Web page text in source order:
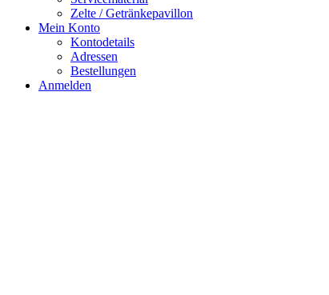
Zelte / Getränkepavillon
Mein Konto
Kontodetails
Adressen
Bestellungen
Anmelden